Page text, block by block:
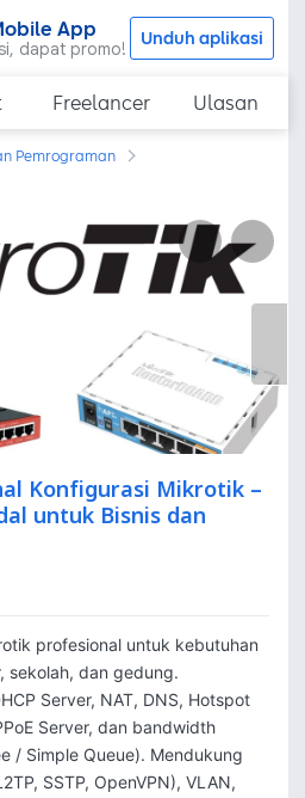
App
dapat promo! Unduh aplikasi
Freelancer Ulasan
Pemrograman
Konfigurasi Mikrotik –
untuk Bisnis dan
profesional untuk kebutuhan
sekolah, dan gedung.
Server, NAT, DNS, Hotspot
Server, dan bandwidth
/ Simple Queue). Mendukung
SSTP, OpenVPN), VLAN,